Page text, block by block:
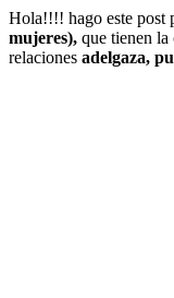
Hola!!!! hago este post
mujeres), que tienen la
relaciones adelgaza,